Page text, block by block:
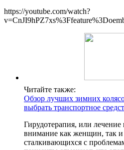
https://youtube.com/watch?
Читайте также:
Обзор лучших зимних
выбрать транспортное
Гирудотерапия, или
внимание как женщин, так
сталкивающихся с